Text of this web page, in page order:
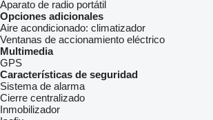
Aparato de radio portátil
Opciones adicionales
Aire acondicionado: climatizador
Ventanas de accionamiento eléctrico
Multimedia
GPS
Características de seguridad
Sistema de alarma
Cierre centralizado
Inmobilizador